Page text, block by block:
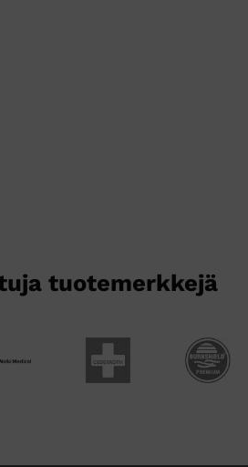
tuotemerkkejä